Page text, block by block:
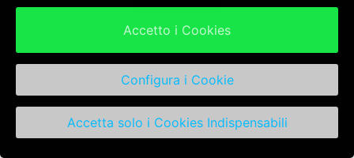
Donna Indigenasi sviluppa come un insieme di servizi
mirati a sostenere e accompagnarela donna e la
coppianell’arco della sua vita.
Ti sostengo nelriportare armoniain tutti quei casi in
cui il corpo manifesta disagio anche nelle fasi più
fisiologiche della vita, come ilmenarcae la
informazioni clicca qui:
Più Informazioni
Accetto i Cookies
Configura i Cookie
Accetta solo i Cookies Indispensabili